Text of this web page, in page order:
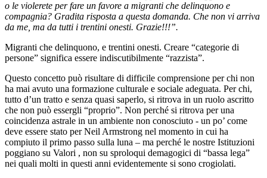
o le violerete per fare un favore a migranti che delinquono e
compagnia? Gradita risposta a questa domanda. Che non vi arriva
da me, ma da tutti i trentini onesti. Grazie!!!”.
Migranti che delinquono, e trentini onesti. Creare “categorie di
persone” significa essere indiscutibilmente “razzista”.
Questo concetto può risultare di difficile comprensione per chi non
ha mai avuto una formazione culturale e sociale adeguata. Per chi,
tutto d’un tratto e senza quasi saperlo, si ritrova in un ruolo ascritto
che non può essergli “proprio”. Non perché si ritrova per una
coincidenza astrale in un ambiente non conosciuto - un po’ come
deve essere stato per Neil Armstrong nel momento in cui ha
compiuto il primo passo sulla luna – ma perché le nostre Istituzioni
poggiano su Valori , non su sproloqui demagogici di “bassa lega”
nei quali molti in questi anni evidentemente si sono crogiolati.